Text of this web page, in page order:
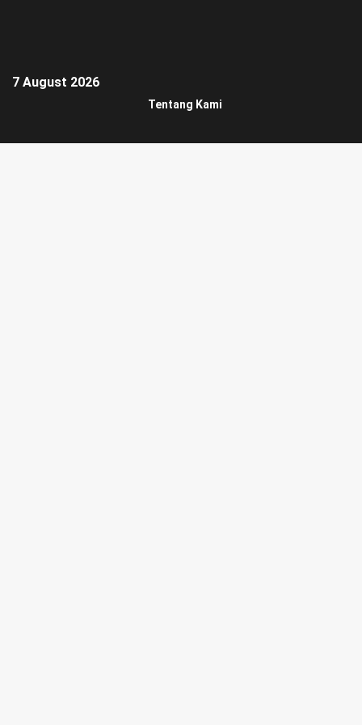
7 August 2026
Tentang Kami